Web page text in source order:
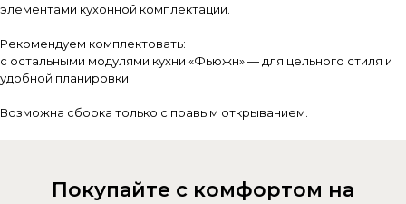
элементами кухонной комплектации.
Рекомендуем комплектовать:
с остальными модулями кухни «Фьюжн» — для цельного стиля и
удобной планировки.
Возможна сборка только с правым открыванием.
Покупайте с комфортом на